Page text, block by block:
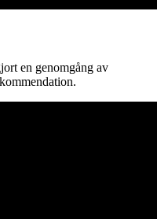
en genomgång av